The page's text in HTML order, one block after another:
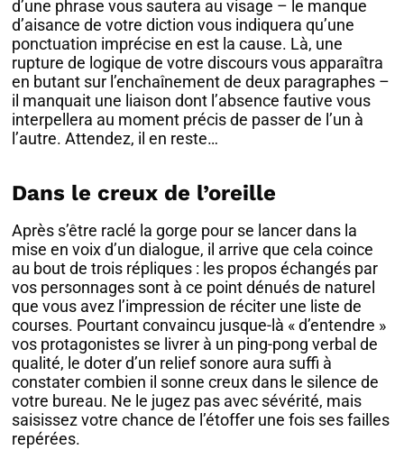
d’une phrase vous sautera au visage – le manque
d’aisance de votre diction vous indiquera qu’une
ponctuation imprécise en est la cause. Là, une
rupture de logique de votre discours vous apparaîtra
en butant sur l’enchaînement de deux paragraphes –
il manquait une liaison dont l’absence fautive vous
interpellera au moment précis de passer de l’un à
l’autre. Attendez, il en reste…
Dans le creux de l’oreille
Après s’être raclé la gorge pour se lancer dans la
mise en voix d’un dialogue, il arrive que cela coince
au bout de trois répliques : les propos échangés par
vos personnages sont à ce point dénués de naturel
que vous avez l’impression de réciter une liste de
courses. Pourtant convaincu jusque-là « d’entendre »
vos protagonistes se livrer à un ping-pong verbal de
qualité, le doter d’un relief sonore aura suffi à
constater combien il sonne creux dans le silence de
votre bureau. Ne le jugez pas avec sévérité, mais
saisissez votre chance de l’étoffer une fois ses failles
repérées.